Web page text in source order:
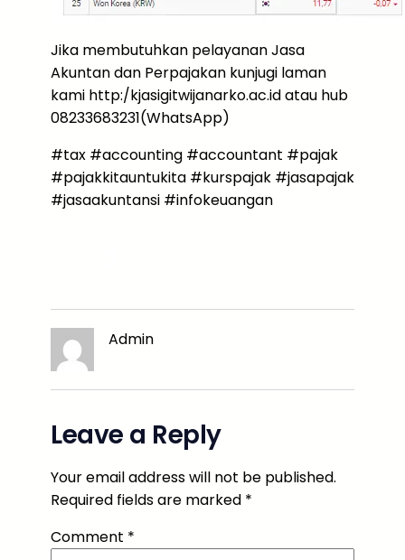
Jika membutuhkan pelayanan Jasa
Akuntan dan Perpajakan kunjugi laman
kami http:/kjasigitwijanarko.ac.id atau hub
08233683231(WhatsApp)
#tax #accounting #accountant #pajak
#pajakkitauntukita #kurspajak #jasapajak
#jasaakuntansi #infokeuangan
Admin
Leave a Reply
Your email address will not be published.
Required fields are marked *
Comment *